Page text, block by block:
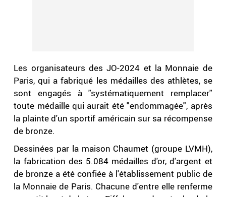
Les organisateurs des JO-2024 et la Monnaie de
Paris, qui a fabriqué les médailles des athlètes, se
sont engagés à "systématiquement remplacer"
toute médaille qui aurait été "endommagée", après
la plainte d'un sportif américain sur sa récompense
de bronze.
Dessinées par la maison Chaumet (groupe LVMH),
la fabrication des 5.084 médailles d'or, d'argent et
de bronze a été confiée à l'établissement public de
la Monnaie de Paris. Chacune d'entre elle renferme